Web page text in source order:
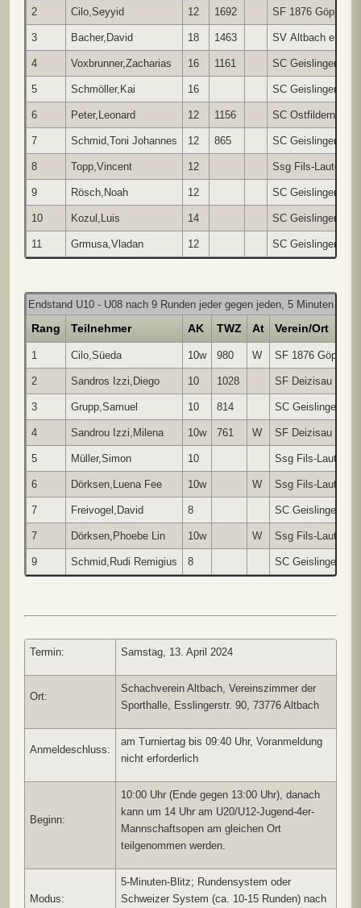
2 Cilo,Seyyid 12 1692 SF 1876
3 Bacher,David 18 1463 SV Altbach e.V.
4 Voxbrunner,Zacharias 16 1161 SC Geislingen
5 Schmöller,Kai 16 SC Geislingen
6 Peter,Leonard 12 1156 SC Ostfildern
7 Schmid,Toni Johannes 12 865 SC Geislingen
8 Topp,Vincent 12 Ssg Fils-Lauter
9 Rösch,Noah 12 SC Geislingen
10 Kozul,Luis 14 SC Geislingen
11 Grmusa,Vladan 12 SC Geislingen
Endstand U10 - U08 nach 9 Runden jeder gegen jeden, 5 Minuten pro
Rang Teilnehmer AK TWZ At Verein/Ort
1 Cilo,Süeda 10w 980 W SF 1876
2 Sandros Izzi,Diego 10 1028 SF Deizisau
3 Grupp,Samuel 10 814 SC Geislingen
4 Sandrou Izzi,Milena 10w 761 W SF Deizisau
5 Müller,Simon 10 Ssg Fils-Lauter
6 Dörksen,Luena Fee 10w W Ssg Fils-Lauter
7 Freivogel,David 8 SC Geislingen
7 Dörksen,Phoebe Lin 10w W Ssg Fils-Lauter
9 Schmid,Rudi Remigius 8 SC Geislingen
Termin: Samstag, 13. April 2024
Ort:
Schachverein Altbach, Vereinszimmer der
Sporthalle, Esslingerstr. 90, 73776 Altbach
Anmeldeschluss:
am Turniertag bis 09:40 Uhr, Voranmeldung
nicht erforderlich
Beginn:
10:00 Uhr (Ende gegen 13:00 Uhr), danach
kann um 14 Uhr am U20/U12-Jugend-4er-
Mannschaftsopen am gleichen Ort
teilgenommen werden.
Modus:
5-Minuten-Blitz; Rundensystem oder
Schweizer System (ca. 10-15 Runden) nach